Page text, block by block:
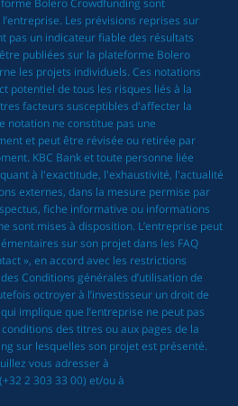
Les prévisions reprises sur
pas un indicateur fiable des résultats
publiées sur la plateforme Bolero
les projets individuels. Ces notations
potentiel de tous les risques liés à la
facteurs susceptibles d'affecter la
notation ne constitue pas une
et peut être révisée ou retirée par
KBC Bank et toute personne liée
à l'exactitude, l'exhaustivité, l'actualité
externes, dans la mesure permise par
fiche informative ou informations
sont mises à disposition. L’entreprise peut
sur son projet dans les FAQ
», en accord avec les restrictions
Conditions générales d’utilisation de
octroyer à l’investisseur un droit de
implique que l’entreprise ne peut pas
des titres ou aux pages de la
sur lesquelles son projet est présenté.
vous adresser à
2 303 33 00) et/ou à